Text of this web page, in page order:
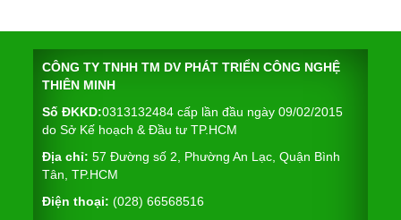
CÔNG TY TNHH TM DV PHÁT TRIỂN CÔNG NGHỆ
THIÊN MINH
Số ĐKKD:0313132484 cấp lần đầu ngày 09/02/2015
do Sở Kế hoạch & Đầu tư TP.HCM
Địa chỉ: 57 Đường số 2, Phường An Lạc, Quận Bình
Tân, TP.HCM
Điện thoại: (028) 66568516